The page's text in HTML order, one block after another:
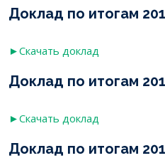
Доклад по итогам
►Скачать доклад
Доклад по итогам
►Скачать доклад
Доклад по итогам